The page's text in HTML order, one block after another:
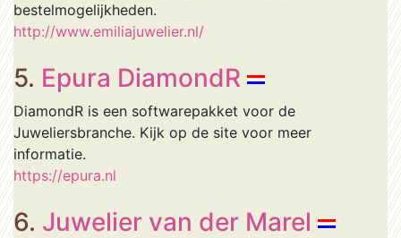
bestelmogelijkheden.
http://www.emiliajuwelier.nl/
5. Epura DiamondR
DiamondR is een softwarepakket voor de
Juweliersbranche. Kijk op de site voor meer
informatie.
https://epura.nl
6. Juwelier van der Marel